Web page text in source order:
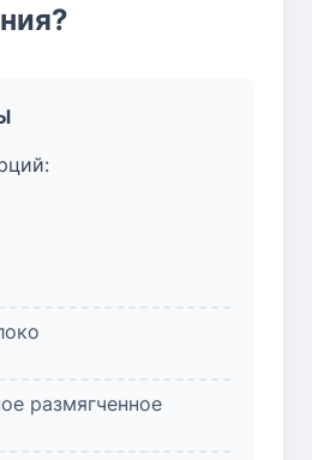
размягченное